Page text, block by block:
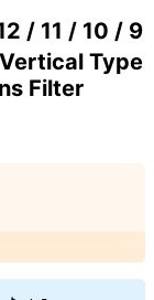
/ 11 / 10 / 9
Type
Filter